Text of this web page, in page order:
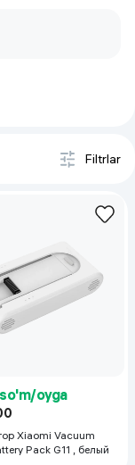
Filtrlar
oyga
Xiaomi Vacuum
Pack G11 , белый